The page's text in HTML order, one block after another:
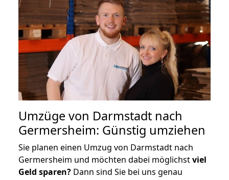
Umzüge von Darmstadt nach
Germersheim: Günstig umziehen
Sie planen einen Umzug von Darmstadt nach
Germersheim und möchten dabei möglichstviel
Geld sparen? Dann sind Sie bei uns genau